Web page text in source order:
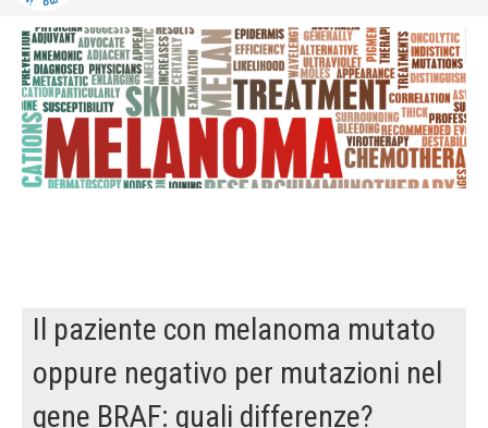
Il paziente con melanoma mutato
oppure negativo per mutazioni nel
gene BRAF: quali differenze?